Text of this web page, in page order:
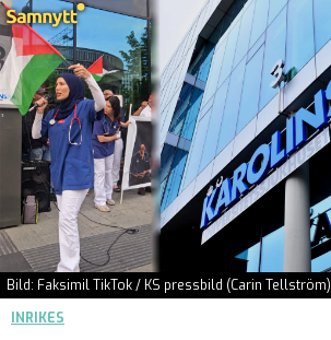
Bild: Faksimil TikTok / KS pressbild (Carin Tellström)
INRIKES